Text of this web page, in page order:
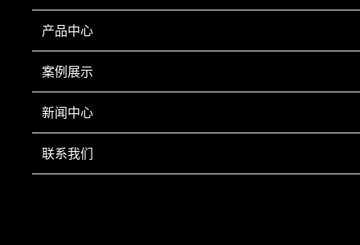
产品中心
案例展示
新闻中心
联系我们